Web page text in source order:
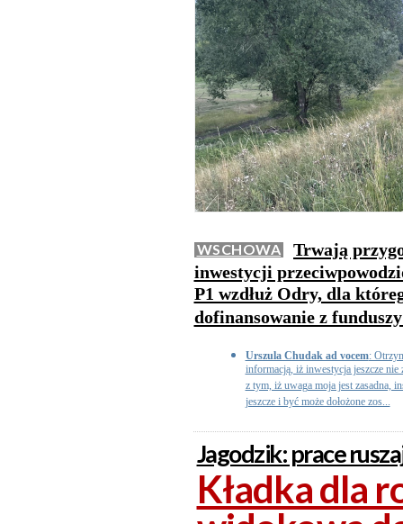
WSCHOWA
Trwają
inwestycji
P1 wzdłuż Odry, dla
dofinansowanie z
Urszula Chudak ad vocem:
informacją, iż inwestycja jeszcze
z tym, iż uwaga moja jest zasadna,
jeszcze i być może dołożone zos...
Jagodzik: prace
Kładka dla